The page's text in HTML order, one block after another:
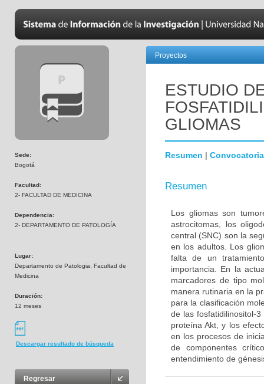
Sede:
Bogotá
Facultad:
2- FACULTAD DE MEDICINA
Dependencia:
2- DEPARTAMENTO DE PATOLOGÍA
Lugar:
Departamento de Patologia, Facultad de
Medicina
Duración:
12 meses
Descargar resultado de búsqueda
Regresar
Proyectos
ESTUDIO
GLIOMAS
Resumen | Convocatoria
Resumen
Los gliomas son
astrocitomas, los
central (SNC) son la
en los adultos. Los
falta de un
importancia. En la
marcadores de tipo
manera rutinaria en la
para la clasificación
de las fosfatidilinositol-
proteína Akt, y los
en los procesos de
de componentes
entendimiento de